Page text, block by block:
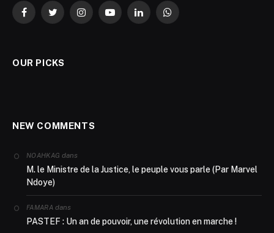
FacebookTwitterInstagramYouTubeLinkedInWhatsApp
OUR PICKS
NEW COMMENTS
NOAHKAG dans
M. le Ministre de la Justice, le peuple vous parle (Par Marvel
Ndoye)
FAMARAdans
PASTEF : Un an de pouvoir, une révolution en marche !